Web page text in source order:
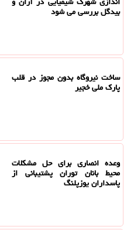
بیدگل بررسی می شود
ساخت نیروگاه بدون مجوز در قلب
پارک ملی خجیر
وعده انصاری برای حل مشکلات
محیط بانان توران پشتیبانی از
پاسداران یوزپلنگ